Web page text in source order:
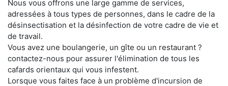
Nous vous offrons une large gamme de services,
adressées à tous types de personnes, dans le cadre de la
désinsectisation et la désinfection de votre cadre de vie et
de travail.
Vous avez une boulangerie, un gîte ou un restaurant ?
contactez-nous pour assurer l'élimination de tous les
cafards orientaux qui vous infestent.
Lorsque vous faites face à un problème d'incursion de